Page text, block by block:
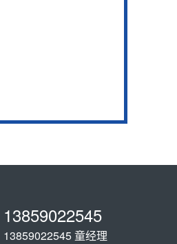
13859022545
13859022545 童经理